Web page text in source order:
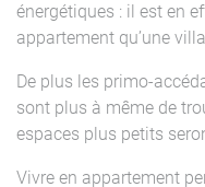
énergétiques : il est en
appartement qu’une
De plus les primo-
sont plus à même de
espaces plus petits
Vivre en appartement